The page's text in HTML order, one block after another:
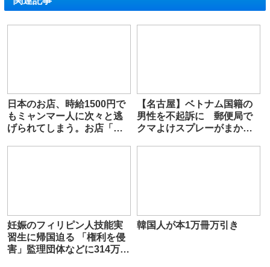
日本のお店、時給1500円で
もミャンマー人に次々と逃
げられてしまう。お店「す
【名古屋】ベトナム国籍の
男性を不起訴に 郵便局で
クマよけスプレーがまか
妊娠のフィリピン人技能実
習生に帰国迫る 「権利を侵
害」監理団体などに314万円
韓国人が本1万冊万引き